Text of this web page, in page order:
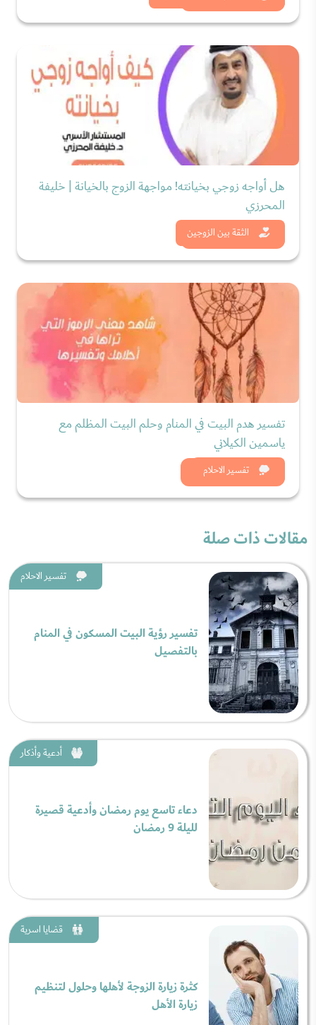
الثقة بين الزوجين
هل أواجه زوجي بخيانته! مواجهة الزوج بالخيانة | خليفة
المحرزي
شاهد الان
تفسير الاحلام
تفسير هدم البيت في المنام وحلم البيت المظلم مع
ياسمين الكيلاني
شاهد الان
مقالات ذات صلة
تفسير الاحلام
تفسير رؤية البيت المسكون في المنام
بالتفصيل
أدعية وأذكار
دعاء تاسع يوم رمضان وأدعية قصيرة
لليلة 9 رمضان
قضايا اسرية
كثرة زيارة الزوجة لأهلها وحلول لتنظيم
زيارة الأهل